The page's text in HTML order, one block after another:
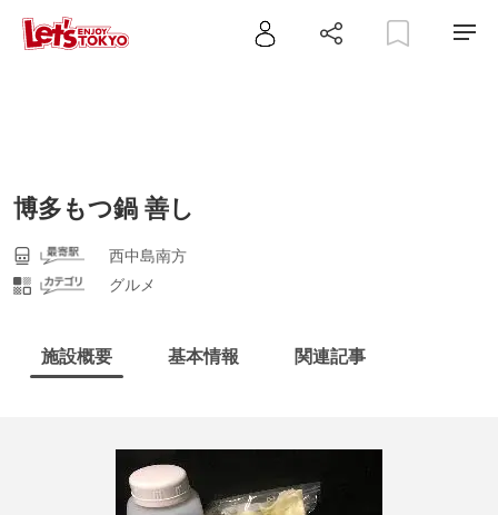
博多もつ鍋 善し
西中島南方
グルメ
施設概要 基本情報 関連記事